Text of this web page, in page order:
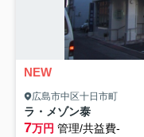
NEW
広島市中区十日市町
ラ・メゾン泰
7万円 管理/共益費-